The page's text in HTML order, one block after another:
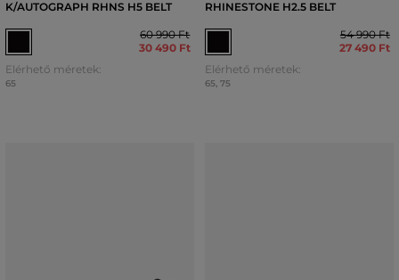
K/AUTOGRAPH RHNS H5 BELT
60 990 Ft
30 490 Ft
Elérhető méretek:
65
RHINESTONE H2.5 BELT
54 990 Ft
27 490 Ft
Elérhető méretek:
65, 75